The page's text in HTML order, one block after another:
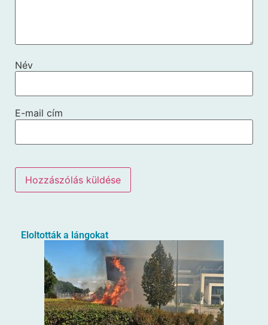
Név
E-mail cím
Eloltották a lángokat